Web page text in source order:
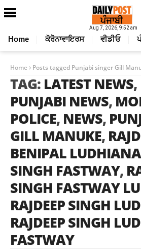
Aug 7, 2026, 9:52 am
Home ਕੋਰੋਨਾਵਾਇਰਸ ਵੀਡੀਓ
Home Posts tagged Punjabi singer Gill
TAG: LATEST NEWS,
PUNJABI NEWS,
POLICE, NEWS,
GILL MANUKE,
BENIPAL LUDHIANA
SINGH FASTWAY,
SINGH FASTWAY
RAJDEEP SINGH
RAJDEEP SINGH
FASTWAY